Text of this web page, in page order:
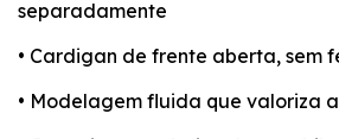
separadamente
• Cardigan de frente aberta, sem
• Modelagem fluida que valoriza